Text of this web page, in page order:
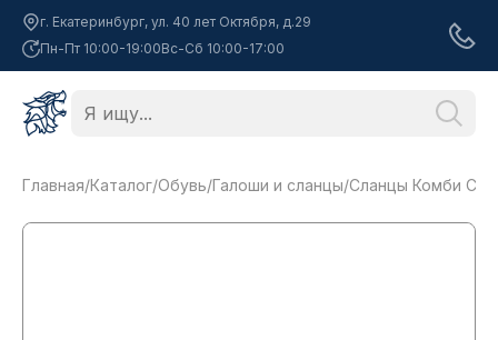
г. Екатеринбург, ул. 40 лет Октября, д.29
Пн-Пт 10:00-19:00Вс-Сб 10:00-17:00
Главная/Каталог/Обувь/Галоши и сланцы/Сланцы Комби